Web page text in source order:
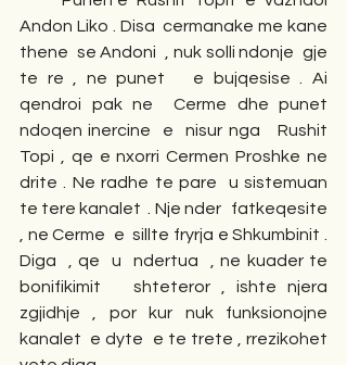
Andon Liko . Disa  cermanake me kane
thene  se Andoni  , nuk solli ndonje  gje
te re , ne punet   e bujqesise . Ai
qendroi pak ne  Cerme dhe punet
ndoqen inercine  e  nisur nga   Rushit
Topi , qe e nxorri Cermen Proshke ne
drite . Ne radhe te pare  u sistemuan
te tere kanalet  . Nje nder   fatkeqesite
, ne Cerme  e  sillte fryrja e Shkumbinit .
Diga  , qe  u  ndertua  , ne kuader te
bonifikimit   shteteror , ishte njera
zgjidhje , por kur nuk funksionojne
kanalet  e dyte  e te trete , rrezikohet